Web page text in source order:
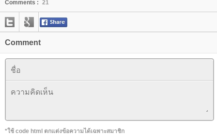
Comments : 21
Comment
*ใช้ code html ตกแต่งข้อความได้เฉพาะสมาชิก